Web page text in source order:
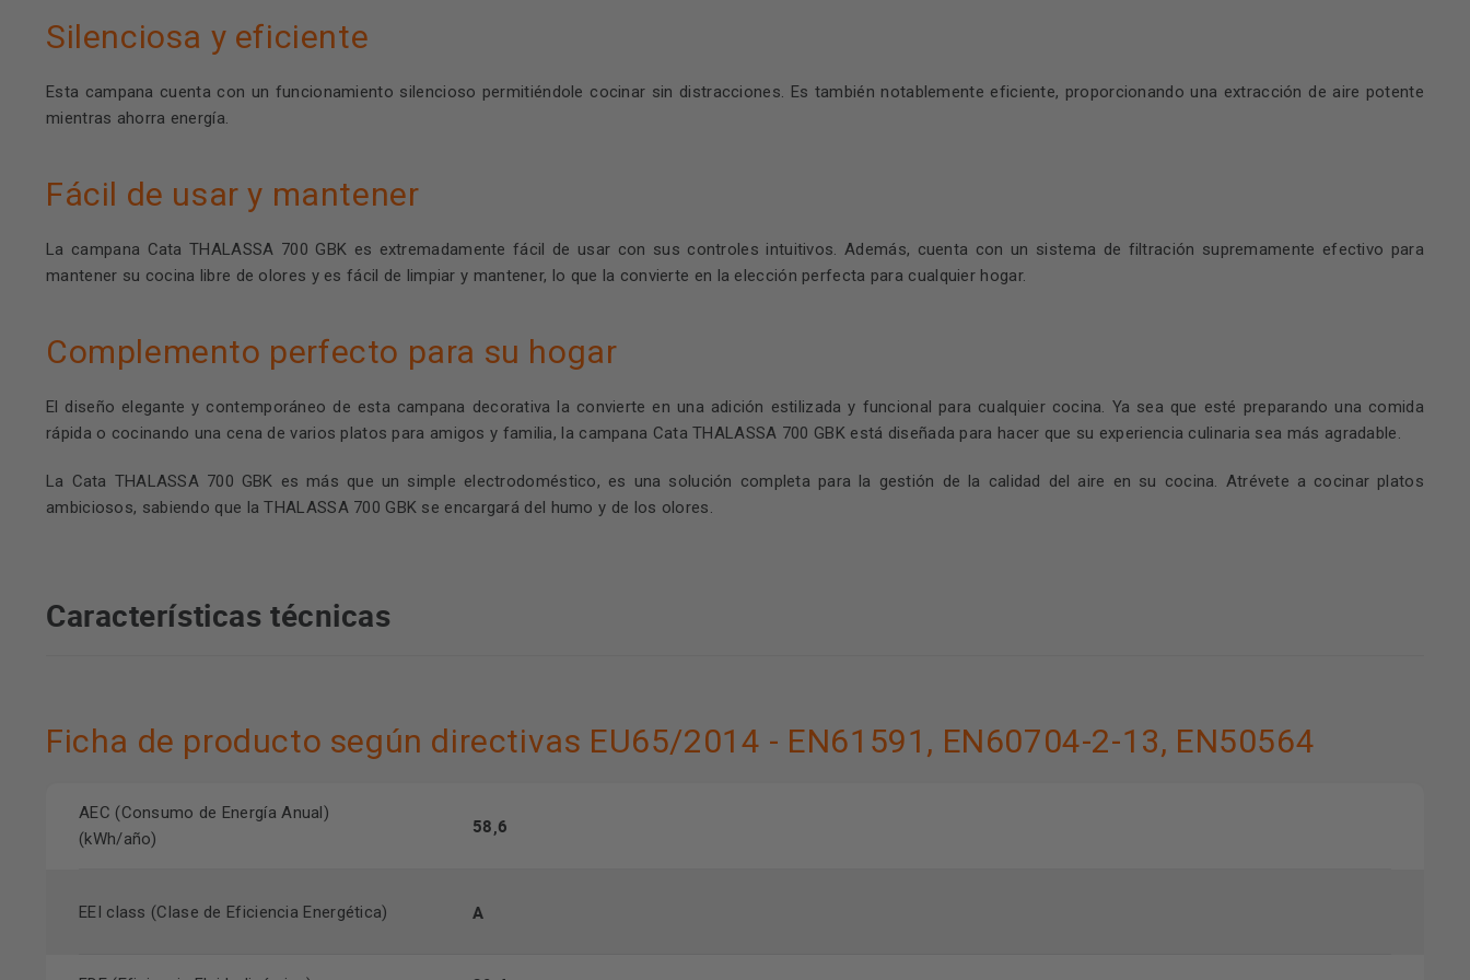
Silenciosa y eficiente
Esta campana cuenta con un funcionamiento silencioso permitiéndole cocinar sin distracciones. Es también notablemente eficiente, proporcionando una extracción de aire potente
mientras ahorra energía.
Fácil de usar y mantener
La campana Cata THALASSA 700 GBK es extremadamente fácil de usar con sus controles intuitivos. Además, cuenta con un sistema de filtración supremamente efectivo para
mantener su cocina libre de olores y es fácil de limpiar y mantener, lo que la convierte en la elección perfecta para cualquier hogar.
Complemento perfecto para su hogar
El diseño elegante y contemporáneo de esta campana decorativa la convierte en una adición estilizada y funcional para cualquier cocina. Ya sea que esté preparando una comida
rápida o cocinando una cena de varios platos para amigos y familia, la campana Cata THALASSA 700 GBK está diseñada para hacer que su experiencia culinaria sea más agradable.
La Cata THALASSA 700 GBK es más que un simple electrodoméstico, es una solución completa para la gestión de la calidad del aire en su cocina. Atrévete a cocinar platos
ambiciosos, sabiendo que la THALASSA 700 GBK se encargará del humo y de los olores.
Características técnicas
Ficha de producto según directivas EU65/2014 - EN61591, EN60704-2-13, EN50564
AEC (Consumo de Energía Anual)
(kWh/año)
58,6
EEI class (Clase de Eficiencia Energética) A